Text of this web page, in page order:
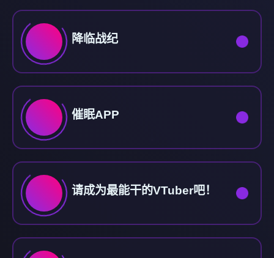
降临战纪
催眠APP
请成为最能干的VTuber吧！